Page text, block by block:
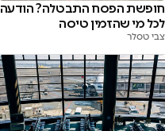
חופשת הפסח התבטלה? הודעה
לכל מי שהזמין טיסה
צבי טסלר